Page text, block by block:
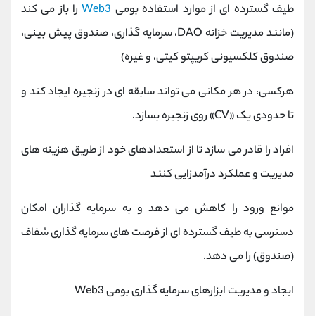
طیف گسترده ای از موارد استفاده بومی Web3را باز می کند
(مانند مدیریت خزانه DAO، سرمایه گذاری، صندوق پیش بینی،
صندوق کلکسیونی کریپتو کیتی، و غیره)
هرکسی، در هر مکانی می ‌تواند سابقه‌ ای در زنجیره ایجاد کند و
تا حدودی یک «CV» روی زنجیره بسازد.
افراد را قادر می سازد تا از استعدادهای خود از طریق هزینه های
مدیریت و عملکرد درآمدزایی کنند
موانع ورود را کاهش می دهد و به سرمایه گذاران امکان
دسترسی به طیف گسترده ای از فرصت های سرمایه گذاری شفاف
(صندوق) را می دهد.
ایجاد و مدیریت ابزارهای سرمایه گذاری بومی Web3